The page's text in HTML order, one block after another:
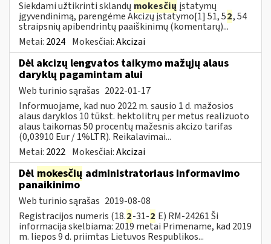
Siekdami užtikrinti sklandų mokesčių įstatymų
įgyvendinimą, parengėme Akcizų įstatymo[1] 51, 52, 54
straipsnių apibendrintų paaiškinimų (komentarų)...
Metai: 2024 Mokesčiai:Akcizai
Dėl akcizų lengvatos taikymo mažųjų alaus
daryklų pagamintam alui
Web turinio sąrašas 2022-01-17
Informuojame, kad nuo 2022 m. sausio 1 d. mažosios
alaus daryklos 10 tūkst. hektolitrų per metus realizuoto
alaus taikomas 50 procentų mažesnis akcizo tarifas
(0,03910 Eur / 1%LTR). Reikalavimai...
Metai: 2022 Mokesčiai:Akcizai
Dėl mokesčių administratoriaus informavimo
panaikinimo
Web turinio sąrašas 2019-08-08
Registracijos numeris (18.2-31-2 E) RM-24261 Ši
informacija skelbiama: 2019 metai Primename, kad 2019
m. liepos 9 d. priimtas Lietuvos Respublikos...